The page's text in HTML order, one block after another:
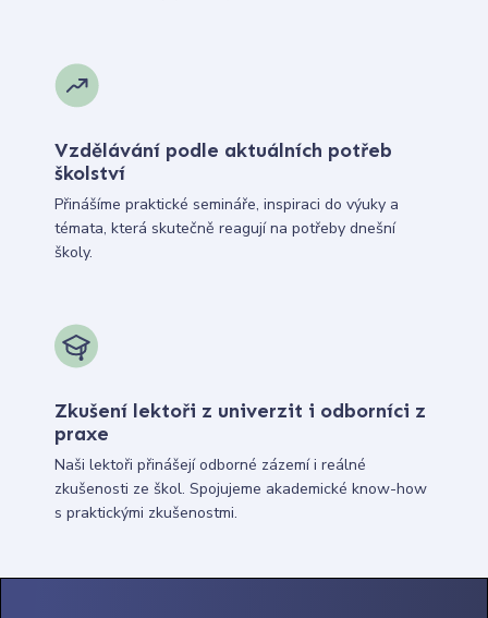
Vzdělávání podle aktuálních potřeb
školství
Přinášíme praktické semináře, inspiraci do výuky a
témata, která skutečně reagují na potřeby dnešní
školy.
Zkušení lektoři z univerzit i odborníci z
praxe
Naši lektoři přinášejí odborné zázemí i reálné
zkušenosti ze škol. Spojujeme akademické know-how
s praktickými zkušenostmi.